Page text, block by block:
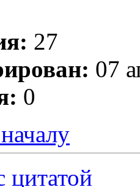
27
07
0
цитатой